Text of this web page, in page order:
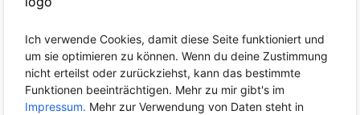
Ich verwende Cookies, damit diese Seite funktioniert und
um sie optimieren zu können. Wenn du deine Zustimmung
nicht erteilst oder zurückziehst, kann das bestimmte
Funktionen beeinträchtigen. Mehr zu mir gibt's im
Impressum. Mehr zur Verwendung von Daten steht in
00:00: Allgemeines/Essen ist Teil vieler Kulturen
08:22:
Ernährung ist Bestandteil von Trends
14:42: Wild essen
18:23:Belastetes Essen und Auswirkungen auf die Gesundheit
25:26:TTIP und Lebensmittelstandards
32:25:Der „Vegan Street Day“ in Dortmund